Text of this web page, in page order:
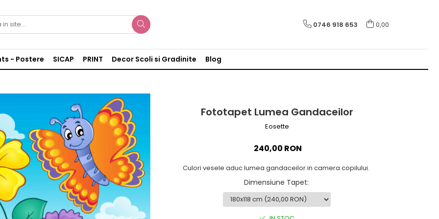
0746 918 653 0,00
- Postere SICAP PRINT Decor Scoli si Gradinite Blog
Fototapet Lumea Gandaceilor
Eosette
240,00 RON
Culori vesele aduc lumea gandaceilor in camera copilului.
Dimensiune Tapet: